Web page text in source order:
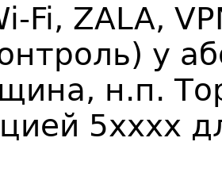
-Fi, ZALA,
у
н.п.
5хххх